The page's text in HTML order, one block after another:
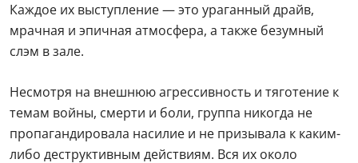
Каждое их выступление — это ураганный драйв,
мрачная и эпичная атмосфера, а также безумный
слэм в зале.
Несмотря на внешнюю агрессивность и тяготение к
темам войны, смерти и боли, группа никогда не
пропагандировала насилие и не призывала к каким-
либо деструктивным действиям. Вся их около